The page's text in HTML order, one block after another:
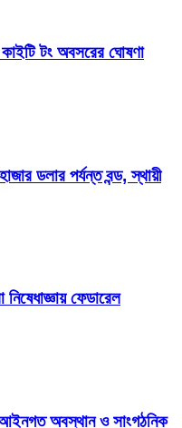
টং অবসরের ঘোষণা
ডলার পর্যন্ত বন্ড, স্থায়ী
ফেডারেল
আইনগত অবস্থান ও সাংগঠনিক